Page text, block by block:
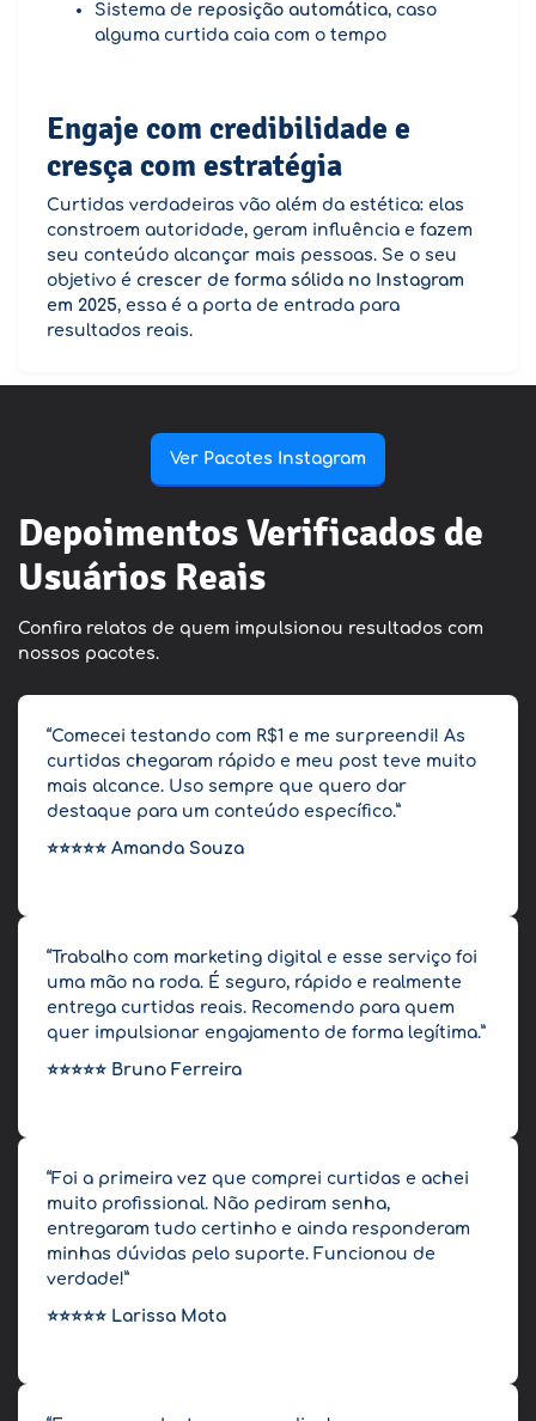
Sistema de reposição automática, caso
alguma curtida caia com o tempo
Engaje com credibilidade e
cresça com estratégia
Curtidas verdadeiras vão além da estética: elas
constroem autoridade, geram influência e fazem
seu conteúdo alcançar mais pessoas. Se o seu
objetivo é crescer de forma sólida no Instagram
em 2025, essa é a porta de entrada para
resultados reais.
Ver Pacotes Instagram
Depoimentos Verificados de
Usuários Reais
Confira relatos de quem impulsionou resultados com
nossos pacotes.
“Comecei testando com R$1 e me surpreendi! As
curtidas chegaram rápido e meu post teve muito
mais alcance. Uso sempre que quero dar
destaque para um conteúdo específico.”
⭐⭐⭐⭐⭐ Amanda Souza
“Trabalho com marketing digital e esse serviço foi
uma mão na roda. É seguro, rápido e realmente
entrega curtidas reais. Recomendo para quem
quer impulsionar engajamento de forma legítima.”
⭐⭐⭐⭐⭐ Bruno Ferreira
“Foi a primeira vez que comprei curtidas e achei
muito profissional. Não pediram senha,
entregaram tudo certinho e ainda responderam
minhas dúvidas pelo suporte. Funcionou de
verdade!”
⭐⭐⭐⭐⭐ Larissa Mota